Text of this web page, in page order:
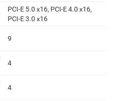
PCI-E 5.0 x16, PCI-E 4.0 x16,
PCI-E 3.0 x16
9
4
4